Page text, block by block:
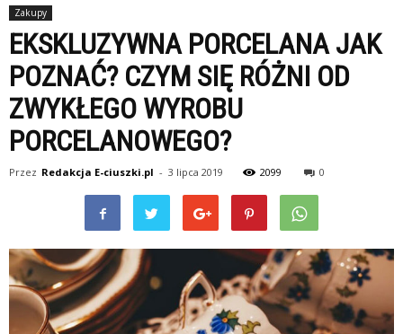
Zakupy
EKSKLUZYWNA PORCELANA JAK
POZNAĆ? CZYM SIĘ RÓŻNI OD
ZWYKŁEGO WYROBU
PORCELANOWEGO?
Przez Redakcja E-ciuszki.pl - 3 lipca 2019 2099 0